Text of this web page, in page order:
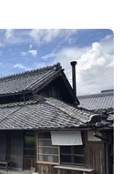
。 また近くには廃校を活用